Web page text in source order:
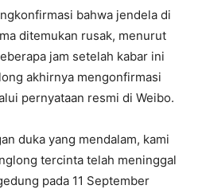
bahwa jendela di
ditemukan rusak, menurut
jam setelah kabar ini
akhirnya mengonfirmasi
pernyataan resmi di Weibo.
duka yang mendalam, kami
tercinta telah meninggal
pada 11 September